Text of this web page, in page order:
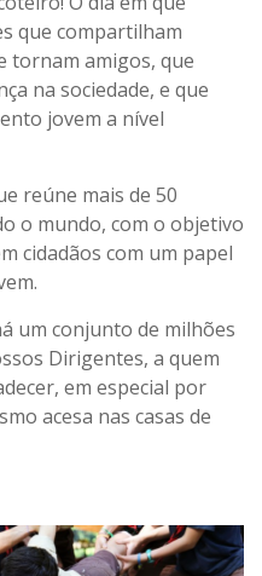
que compartilham
tornam amigos, que
na sociedade, e que
jovem a nível
reúne mais de 50
o mundo, com o objetivo
cidadãos com um papel
um conjunto de milhões
Dirigentes, a quem
em especial por
acesa nas casas de